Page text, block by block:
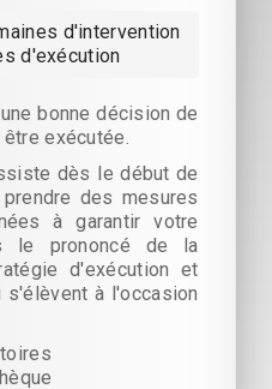
d'intervention
d'exécution
bonne décision de
exécutée.
dès le début de
des mesures
à garantir votre
le prononcé de la
d'exécution et
à l'occasion